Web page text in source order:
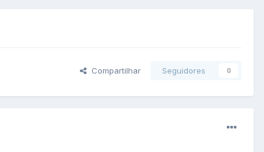
Compartilhar Seguidores 0